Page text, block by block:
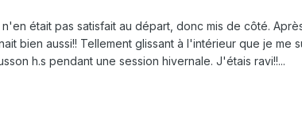
était pas satisfait au départ, donc mis de côté.
bien aussi!! Tellement glissant à l'intérieur que je me
h.s pendant une session hivernale. J'étais ravi!!...